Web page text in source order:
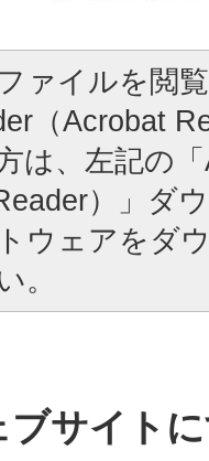
ァイルを閲
（Acrobat
は、左記の
）」ダ
ウェアをダ
。
ブサイト